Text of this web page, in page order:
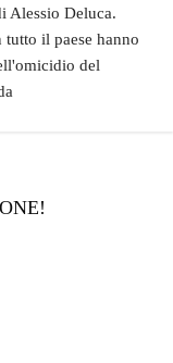
Alessio Deluca.
tutto il paese hanno
del